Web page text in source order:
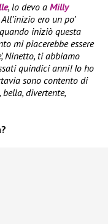
, lo devo a Milly
ero un po’
iniziò questa
mi piacerebbe essere
Ninetto, ti abbiamo
quindici anni! Io ho
sono contento di
divertente,